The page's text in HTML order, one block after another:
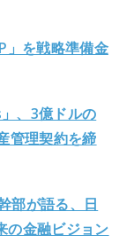
を戦略準備金
、3億ドルの
管理契約を締
部が語る、日
の金融ビジョン